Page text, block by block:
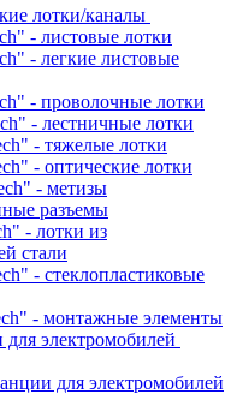
лотки/каналы
- листовые лотки
- легкие листовые
- проволочные лотки
- лестничные лотки
- тяжелые лотки
- оптические лотки
- метизы
разъемы
- лотки из
стали
- стеклопластиковые
- монтажные элементы
электромобилей
для электромобилей